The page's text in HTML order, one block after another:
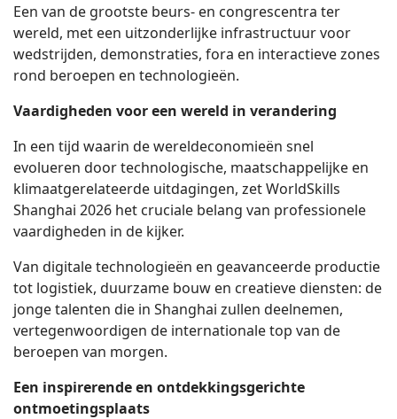
Een van de grootste beurs- en congrescentra ter
wereld, met een uitzonderlijke infrastructuur voor
wedstrijden, demonstraties, fora en interactieve zones
rond beroepen en technologieën.
Vaardigheden voor een wereld in verandering
In een tijd waarin de wereldeconomieën snel
evolueren door technologische, maatschappelijke en
klimaatgerelateerde uitdagingen, zet WorldSkills
Shanghai 2026 het cruciale belang van professionele
vaardigheden in de kijker.
Van digitale technologieën en geavanceerde productie
tot logistiek, duurzame bouw en creatieve diensten: de
jonge talenten die in Shanghai zullen deelnemen,
vertegenwoordigen de internationale top van de
beroepen van morgen.
Een inspirerende en ontdekkingsgerichte
ontmoetingsplaats